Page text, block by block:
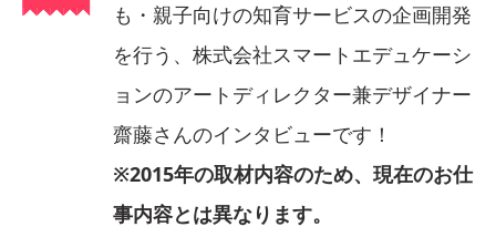
も・親子向けの知育サービスの企画開発
を行う、株式会社スマートエデュケーシ
ョンのアートディレクター兼デザイナー
齋藤さんのインタビューです！
※2015年の取材内容のため、現在のお仕
事内容とは異なります。